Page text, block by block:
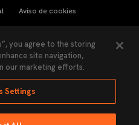
Aviso de cookies
Política de Privacidad
you agree to the storing
site navigation,
our marketing efforts.
Settings